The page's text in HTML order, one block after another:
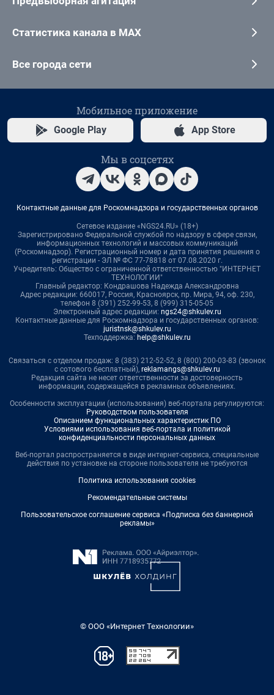
Статистика канала в MAX
Все города сети
Мобильное приложение
Google Play App Store
Мы в соцсетях
Контактные данные для Роскомнадзора и государственных органов
Сетевое издание «NGS24.RU» (18+)
Зарегистрировано Федеральной службой по надзору в сфере связи,
информационных технологий и массовых коммуникаций
(Роскомнадзор). Регистрационный номер и дата принятия решения о
регистрации - ЭЛ № ФС 77-78818 от 07.08.2020 г.
Учредитель: Общество с ограниченной ответственностью "ИНТЕРНЕТ
ТЕХНОЛОГИИ"
Главный редактор: Кондрашова Надежда Александровна
Адрес редакции: 660017, Россия, Красноярск, пр. Мира, 94, оф. 230,
телефон 8 (391) 252-99-53, 8 (999) 315-05-05
Электронный адрес редакции: ngs24@shkulev.ru
Контактные данные для Роскомнадзора и государственных органов:
juristnsk@shkulev.ru
Техподдержка: help@shkulev.ru
Связаться с отделом продаж: 8 (383) 212-52-52, 8 (800) 200-03-83 (звонок
с сотового бесплатный), reklamangs@shkulev.ru
Редакция сайта не несет ответственности за достоверность
информации, содержащейся в рекламных объявлениях.
Особенности эксплуатации (использования) веб-портала регулируются:
Руководством пользователя
Описанием функциональных характеристик ПО
Условиями использования веб-портала и политикой
конфиденциальности персональных данных
Веб-портал распространяется в виде интернет-сервиса, специальные
действия по установке на стороне пользователя не требуются
Политика использования cookies
Рекомендательные системы
Пользовательское соглашение сервиса «Подписка без баннерной
рекламы»
© ООО «Интернет Технологии»